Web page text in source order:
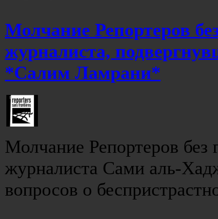
Молчание Репортеров
журналиста,
*Салим Ламрани*
Молчание Репортеров без
журналиста Сами аль-
вопросов о